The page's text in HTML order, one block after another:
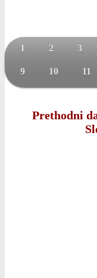
1 2 3
9 10 11
Prethodni